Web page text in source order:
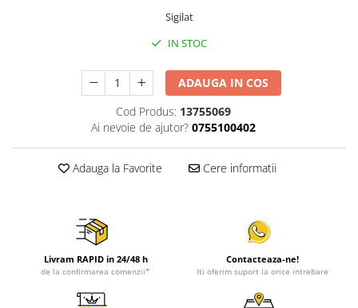
Sigilat
IN STOC
ADAUGA IN COS
Cod Produs: 13755069
Ai nevoie de ajutor? 0755100402
Adauga la Favorite Cere informatii
Livram RAPID in 24/48 h
de la confirmarea comenzii*
Contacteaza-ne!
Iti oferim suport la orice intrebare